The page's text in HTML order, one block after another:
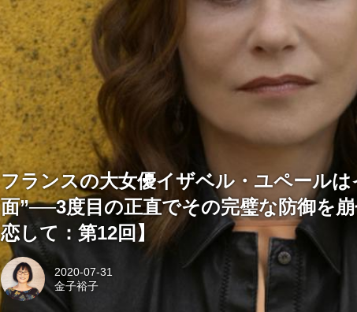
フランスの大女優イザベル・ユペール
面”──3度目の正直でその完璧な防御を
恋して：第12回】
2020-07-31
金子裕子